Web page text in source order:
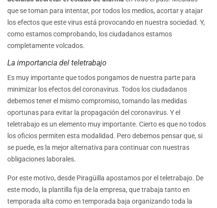
que se toman para intentar, por todos los medios, acortar y atajar
los efectos que este virus está provocando en nuestra sociedad. Y,
como estamos comprobando, los ciudadanos estamos
completamente volcados.
La importancia del teletrabajo
Es muy importante que todos pongamos de nuestra parte para
minimizar los efectos del coronavirus. Todos los ciudadanos
debemos tener el mismo compromiso, tomando las medidas
oportunas para evitar la propagación del coronavirus. Y el
teletrabajo es un elemento muy importante. Cierto es que no todos
los oficios permiten esta modalidad. Pero debemos pensar que, si
se puede, es la mejor alternativa para continuar con nuestras
obligaciones laborales.
Por este motivo, desde Piragüilla apostamos por el teletrabajo. De
este modo, la plantilla fija de la empresa, que trabaja tanto en
temporada alta como en temporada baja organizando toda la